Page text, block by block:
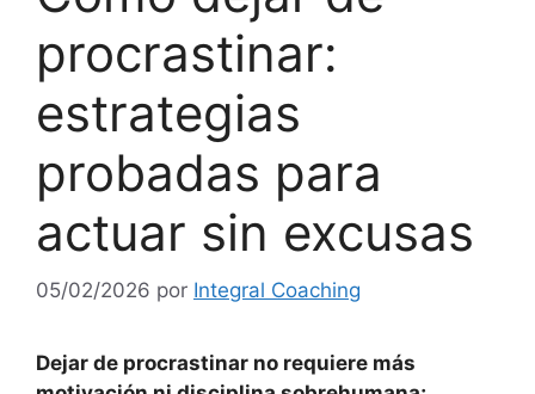
procrastinar:
estrategias
probadas para
actuar sin excusas
05/02/2026 por Integral Coaching
Dejar de procrastinar no requiere más